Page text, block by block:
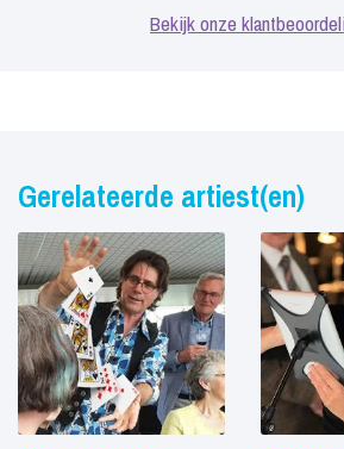
Bekijk onze
Gerelateerde artiest(en)